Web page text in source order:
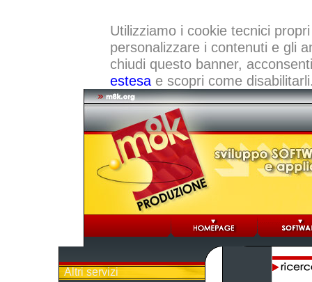
Utilizziamo i cookie tecnici
personalizzare i contenuti e gli
chiudi questo banner,
estesae scopri come
Altri servizi